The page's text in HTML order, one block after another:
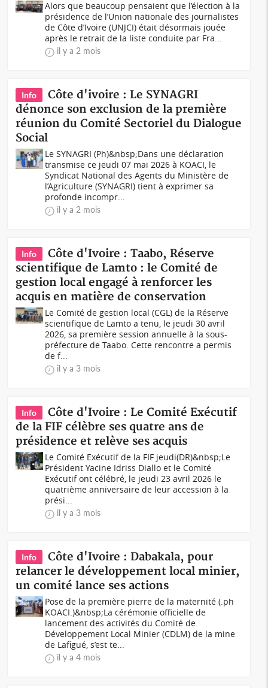
Alors que beaucoup pensaient que l’élection à la
présidence de l’Union nationale des journalistes
de Côte d’Ivoire (UNJCI) était désormais jouée
après le retrait de la liste conduite par Fra...
il y a 2 mois
Info
Côte d'ivoire : Le SYNAGRI
dénonce son exclusion de la première
réunion du Comité Sectoriel du Dialogue
Social
Le SYNAGRI (Ph)&nbsp;Dans une déclaration
transmise ce jeudi 07 mai 2026 à KOACI, le
Syndicat National des Agents du Ministère de
l’Agriculture (SYNAGRI) tient à exprimer sa
profonde incompr...
il y a 2 mois
Info
Côte d'Ivoire : Taabo, Réserve
scientifique de Lamto : le Comité de
gestion local engagé à renforcer les
acquis en matière de conservation
Le Comité de gestion local (CGL) de la Réserve
scientifique de Lamto a tenu, le jeudi 30 avril
2026, sa première session annuelle à la sous-
préfecture de Taabo. Cette rencontre a permis
de f...
il y a 3 mois
Info
Côte d'Ivoire : Le Comité Exécutif
de la FIF célèbre ses quatre ans de
présidence et relève ses acquis
Le Comité Exécutif de la FIF jeudi(DR)&nbsp;Le
Président Yacine Idriss Diallo et le Comité
Exécutif ont célébré, le jeudi 23 avril 2026 le
quatrième anniversaire de leur accession à la
prési...
il y a 3 mois
Info
Côte d'Ivoire : Dabakala, pour
relancer le développement local minier,
un comité lance ses actions
Pose de la première pierre de la maternité (.ph
KOACI.)&nbsp;La cérémonie officielle de
lancement des activités du Comité de
Développement Local Minier (CDLM) de la mine
de Lafigué, s’est te...
il y a 4 mois